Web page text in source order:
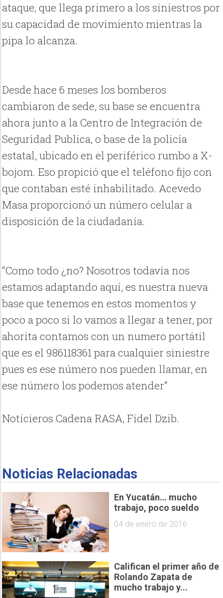
ataque, que llega primero a los siniestros por
su capacidad de movimiento mientras la
pipa lo alcanza.
Desde hace 6 meses los bomberos
cambiaron de sede, su base se encuentra
ahora junto a la Centro de Integración de
Seguridad Publica, o base de la policía
estatal, ubicado en el periférico rumbo a X-
bojom. Eso propició que el teléfono fijo con
que contaban esté inhabilitado. Acevedo
Masa proporcionó un número celular a
disposición de la ciudadanía.
“Como todo ¿no? Nosotros todavía nos
estamos adaptando aquí, es nuestra nueva
base que tenemos en estos momentos y
poco a poco si lo vamos a llegar a tener, por
ahorita contamos con un numero portátil
que es el 986118361 para cualquier siniestre
pues es ese número nos pueden llamar, en
ese número los podemos atender”
Noticieros Cadena RASA, Fidel Dzib.
Noticias Relacionadas
En Yucatán… mucho
trabajo, poco sueldo
04 de enero de 2016
Califican el primer año de
Rolando Zapata de
mucho trabajo y...